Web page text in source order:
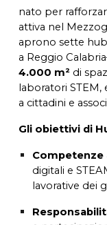
nato per
attiva nel
aprono sette
a Reggio
4.000 m² di
laboratori STEM,
a cittadini e
Gli obiettivi di
Competenze
digitali e
lavorative dei